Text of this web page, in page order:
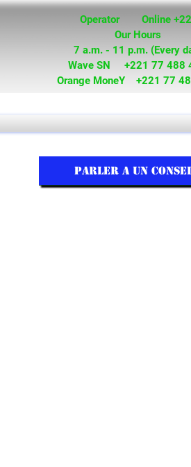
Operator Online
Our Hours
7 a.m. - 11 p.m. (Every
Wave SN +221 77 488
Orange MoneY +221 77
PARLER A UN